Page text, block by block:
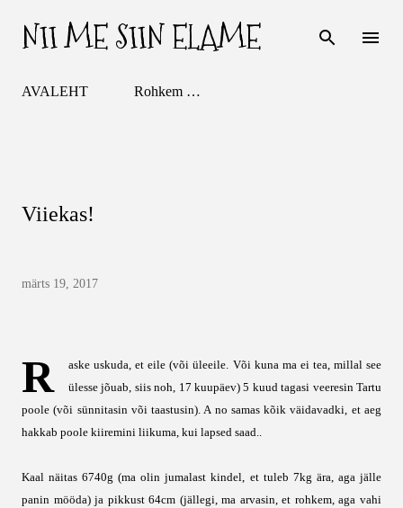
Otse põhisisu juurde
NII ME SIIN ELAME
AVALEHT Rohkem …
Viiekas!
märts 19, 2017
R
aske uskuda, et eile (või üleeile. Või kuna ma ei tea, millal see
ülesse jõuab, siis noh, 17 kuupäev) 5 kuud tagasi veeresin Tartu
poole (või sünnitasin või taastusin). A no samas kõik väidavadki, et aeg
hakkab poole kiiremini liikuma, kui lapsed saad..
Kaal näitas 6740g (ma olin jumalast kindel, et tuleb 7kg ära, aga jälle
panin mööda) ja pikkust 64cm (jällegi, ma arvasin, et rohkem, aga vahi